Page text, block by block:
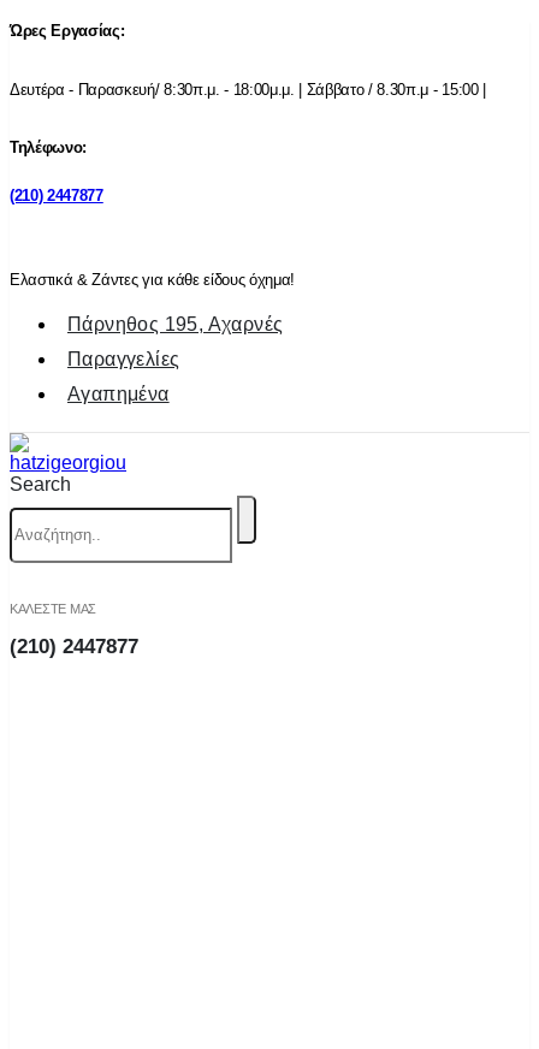
Ώρες Εργασίας:
Δευτέρα - Παρασκευή/ 8:30π.μ. - 18:00μ.μ. | Σάββατο / 8.30π.μ - 15:00 |
Τηλέφωνο:
(210) 2447877
Ελαστικά & Ζάντες για κάθε είδους όχημα!
Πάρνηθος 195, Αχαρνές
Παραγγελίες
Αγαπημένα
Search
ΚΑΛΕΣΤΕ ΜΑΣ
(210) 2447877